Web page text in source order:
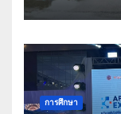
การศึกษา